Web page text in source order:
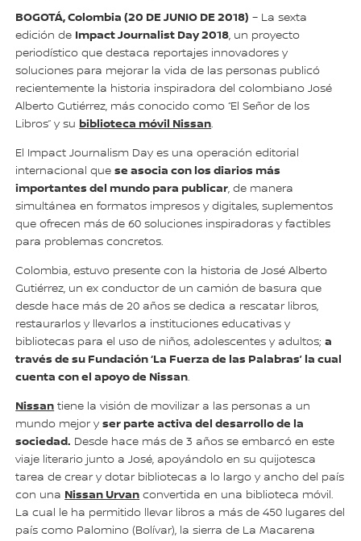
BOGOTÁ, Colombia (20 DE JUNIO DE 2018) – La sexta
edición de Impact Journalist Day 2018, un proyecto
periodístico que destaca reportajes innovadores y
soluciones para mejorar la vida de las personas publicó
recientemente la historia inspiradora del colombiano José
Alberto Gutiérrez, más conocido como “El Señor de los
Libros” y su biblioteca móvil Nissan.
El Impact Journalism Day es una operación editorial
internacional quese asocia con los diarios más
importantes del mundo para publicar, de manera
simultánea en formatos impresos y digitales, suplementos
que ofrecen más de 60 soluciones inspiradoras y factibles
para problemas concretos.
Colombia, estuvo presente con la historia de José Alberto
Gutiérrez, un ex conductor de un camión de basura que
desde hace más de 20 años se dedica a rescatar libros,
restaurarlos y llevarlos a instituciones educativas y
bibliotecas para el uso de niños, adolescentes y adultos;a
través de su Fundación ‘La Fuerza de las Palabras’ la cual
cuenta con el apoyo de Nissan.
Nissan tiene la visión de movilizar a las personas a un
mundo mejor yser parte activa del desarrollo de la
sociedad. Desde hace más de 3 años se embarcó en este
viaje literario junto a José, apoyándolo en su quijotesca
tarea de crear y dotar bibliotecas a lo largo y ancho del país
con una Nissan Urvan convertida en una biblioteca móvil.
La cual le ha permitido llevar libros a más de 450 lugares del
país como Palomino (Bolívar), la sierra de La Macarena